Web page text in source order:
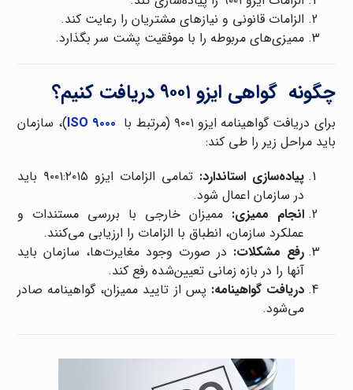
الزامات قانونی و نیازهای مشتریان را رعایت کند.
ممیزی‌های مربوطه را با موفقیت پشت سر بگذارد.
چگونه گواهی ایزو ۹۰۰۱ دریافت کنیم؟
برای دریافت گواهینامه ایزو ۹۰۰۱ (مرتبط با ISO ۹۰۰۰)، سازمان
باید مراحل زیر را طی کند:
پیاده‌سازی استاندارد:
تمامی الزامات ایزو ۹۰۰۱:۲۰۱۵ باید
در سازمان اعمال شود.
انجام ممیزی: ممیزان خارجی با بررسی مستندات و
عملکرد سازمان، انطباق با الزامات را ارزیابی می‌کنند.
رفع مشکلات: در صورت وجود مغایرت‌ها، سازمان باید
آنها را در بازه زمانی تعیین‌شده رفع کند.
دریافت گواهینامه: پس از تایید ممیزان، گواهینامه صادر
می‌شود.